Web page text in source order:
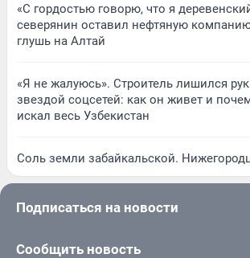
«С гордостью говорю, что я
северянин оставил нефтяную
глушь на Алтай
«Я не жалуюсь». Строитель лишился
звездой соцсетей: как он живет и
искал весь Узбекистан
Соль земли забайкальской.
Подписаться на новости
Сообщить новость